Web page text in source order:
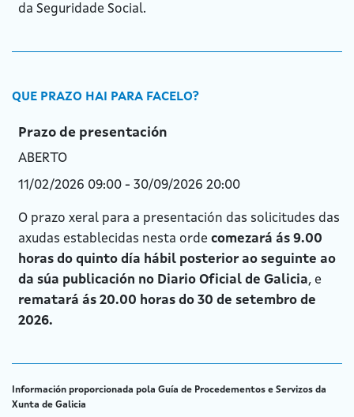
da Seguridade Social.
QUE PRAZO HAI PARA FACELO?
Prazo de presentación
ABERTO
11/02/2026 09:00 - 30/09/2026 20:00
O prazo xeral para a presentación das solicitudes das
axudas establecidas nesta orde comezará ás 9.00
horas do quinto día hábil posterior ao seguinte ao
da súa publicación no Diario Oficial de Galicia, e
rematará ás 20.00 horas do 30 de setembro de
2026.
Información proporcionada pola Guía de Procedementos e Servizos da
Xunta de Galicia